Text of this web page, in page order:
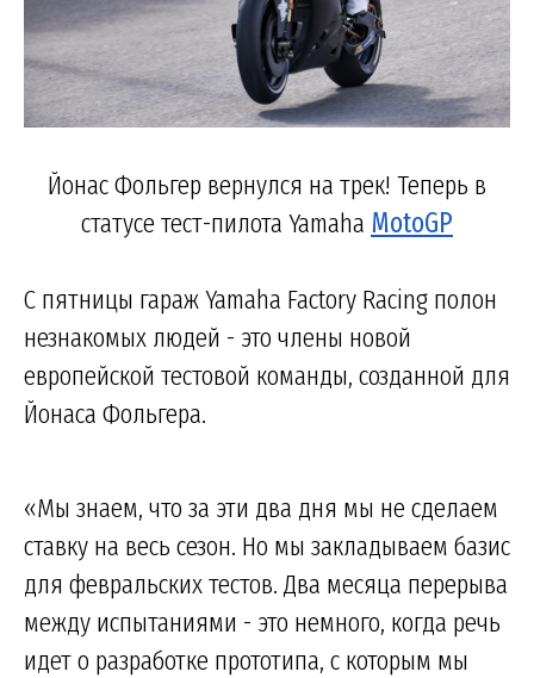
Йонас Фольгер вернулся на трек! Теперь в
статусе тест-пилота Yamaha MotoGP
С пятницы гараж Yamaha Factory Racing полон
незнакомых людей - это члены новой
европейской тестовой команды, созданной для
Йонаса Фольгера.
«Мы знаем, что за эти два дня мы не сделаем
ставку на весь сезон. Но мы закладываем базис
для февральских тестов. Два месяца перерыва
между испытаниями - это немного, когда речь
идет о разработке прототипа, с которым мы